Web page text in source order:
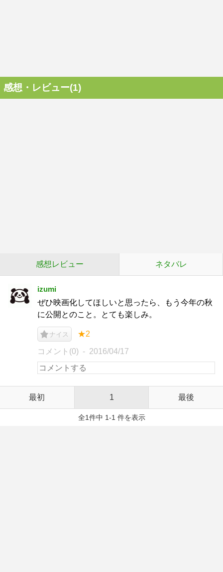
感想・レビュー(1)
感想レビュー ネタバレ
izumi
ぜひ映画化してほしいと思ったら、もう今年の秋
に公開とのこと。とても楽しみ。
ナイス ★2
コメント(0) 2016/04/17
最初 1 最後
全1件中 1-1 件を表示